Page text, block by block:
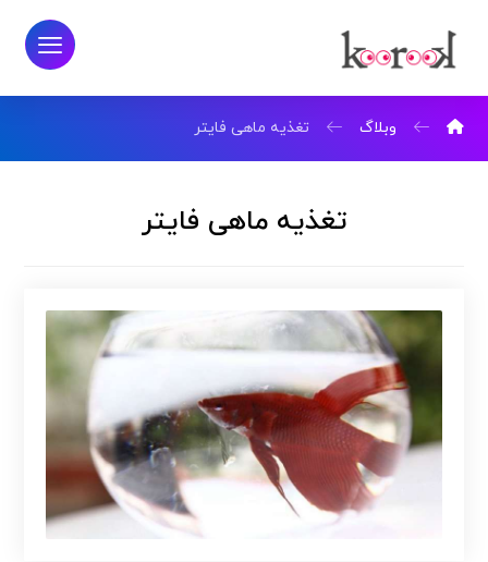
وبلاگ تغذیه ماهی فایتر
تغذیه ماهی فایتر